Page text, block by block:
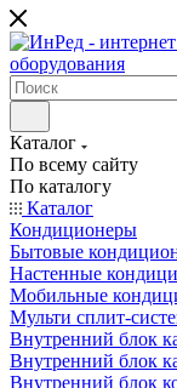
Каталог
По всему сайту
По каталогу
Каталог
Кондиционеры
Бытовые
Настенные
Мобильные
Мульти сплит-
Внутренний блок
Внутренний блок
Внутренний блок